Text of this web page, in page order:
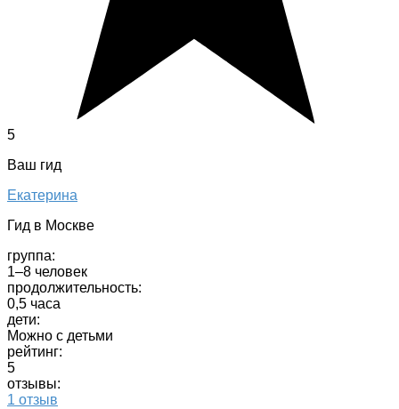
5
Ваш гид
Екатерина
Гид в Москве
группа:
1–8 человек
продолжительность:
0,5 часа
дети:
Можно с детьми
рейтинг:
5
отзывы:
1 отзыв